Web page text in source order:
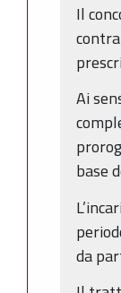
Il
Ai
base
da